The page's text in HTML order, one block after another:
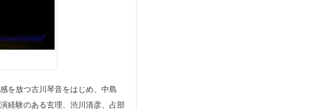
を放つ古川琴音をはじめ、中島
経験のある玄理、渋川清彦、占部